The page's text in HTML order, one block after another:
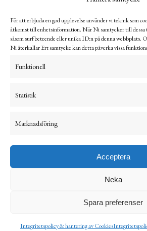
För att erbjuda en god upplevelse använder vi teknik som
åtkomst till enhetsinformation. När Ni samtycker till dessa
såsom surfbeteende eller unika ID:n på denna webbplats.
Ni återkallar Ert samtycke kan detta påverka vissa
Funktionell
Statistik
Marknadsföring
Acceptera
Neka
Spara preferenser
Integritetspolicy & hantering av Cookies
aktuella öppettider.
Ångra & returnera
Visselblåsning